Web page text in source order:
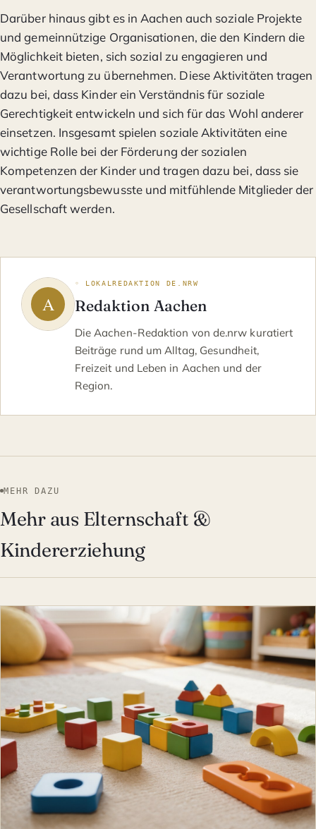
Darüber hinaus gibt es in Aachen auch soziale Projekte
und gemeinnützige Organisationen, die den Kindern die
Möglichkeit bieten, sich sozial zu engagieren und
Verantwortung zu übernehmen. Diese Aktivitäten tragen
dazu bei, dass Kinder ein Verständnis für soziale
Gerechtigkeit entwickeln und sich für das Wohl anderer
einsetzen. Insgesamt spielen soziale Aktivitäten eine
wichtige Rolle bei der Förderung der sozialen
Kompetenzen der Kinder und tragen dazu bei, dass sie
verantwortungsbewusste und mitfühlende Mitglieder der
Gesellschaft werden.
◦ LOKALREDAKTION DE.NRW
Redaktion Aachen
Die Aachen-Redaktion von de.nrw kuratiert
Beiträge rund um Alltag, Gesundheit,
Freizeit und Leben in Aachen und der
Region.
MEHR DAZU
Mehr aus Elternschaft &
Kindererziehung
ELTERNSCHAFT & KINDERE